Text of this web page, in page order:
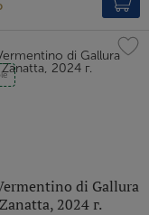
di Gallura
2024 г.